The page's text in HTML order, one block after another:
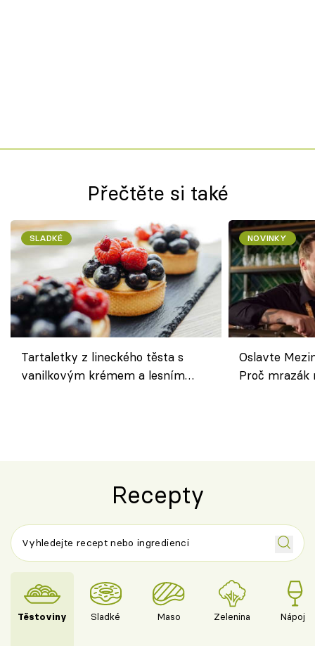
Přečtěte si také
SLADKÉ
Tartaletky z lineckého těsta s
vanilkovým krémem a lesním
NOVINKY
Oslavte
Proč
Recepty
Těstoviny Sladké Maso Zelenina Nápoje